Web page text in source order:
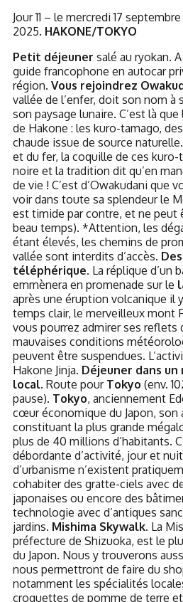
Jour 11 – le mercredi 17 septembre
2025. HAKONE/TOKYO
Petit déjeuner salé au ryokan.
guide francophone en autocar
région. Vous rejoindrez
vallée de l’enfer, doit son nom à
son paysage lunaire. C’est là
de Hakone : les kuro-tamago,
chaude issue de source
et du fer, la coquille de ces
noire et la tradition dit qu’en
de vie ! C’est d’Owakudani que
voir dans toute sa splendeur le
est timide par contre, et ne peut
beau temps). *Attention, les
étant élevés, les chemins de
vallée sont interdits d’accès.
téléphérique. La réplique d’un
emmènera en promenade sur le
après une éruption volcanique il
temps clair, le merveilleux mont
vous pourrez admirer ses reflets
mauvaises conditions
peuvent être suspendues.
Hakone Jinja. Déjeuner dans
local. Route pour Tokyo (env.
pause). Tokyo, anciennement
cœur économique du Japon, son
constituant la plus grande
plus de 40 millions d’habitants.
débordante d’activité, jour et
d’urbanisme n’existent
cohabiter des gratte-ciels avec
japonaises ou encore des
technologie avec d’antiques
jardins. Mishima Skywalk. La
préfecture de Shizuoka, est le
du Japon. Nous y trouverons
nous permettront de faire du
notamment les spécialités
croquettes de pomme de terre